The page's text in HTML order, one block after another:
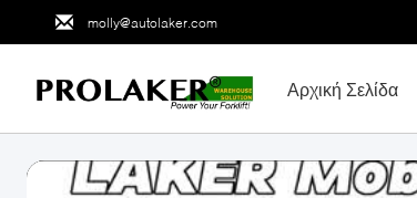
molly@autolaker.com
Αρχική Σελίδα